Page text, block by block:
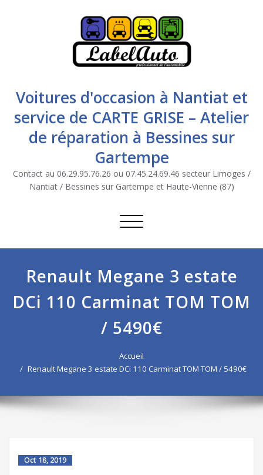
Voitures d'occasion à Nantiat et
service de CARTE GRISE – Atelier
de réparation à Bessines sur
Gartempe
Contact au 06.29.95.76.26 ou 07.45.24.69.46 secteur Limoges /
Nantiat / Bessines sur Gartempe et Haute-Vienne (87)
Afficher/masquer la navigation
Renault Megane 3 estate
DCi 110 Carminat TOM TOM
/ 5490€
Accueil
Renault Megane 3 estate DCi 110 Carminat TOM TOM / 5490€
Oct 18, 2019